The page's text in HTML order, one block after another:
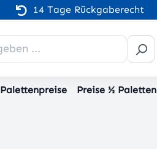
14 Tage Rückgaberecht
Palettenpreise Preise ½ Paletten